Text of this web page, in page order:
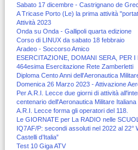
Sabato 17 dicembre - Castrignano de
A Tricase Porto (Le) la prima attività
Attività 2023
Onda su Onda - Gallipoli quarta edizione
Corso di LINUX da sabato 18 febbraio
Aradeo - Soccorso Amico
ESERCITAZIONE, DOMANI SERA, PER
464esima Esercitazione Rete Zamberletti
Diploma Cento Anni dell'Aeronautica
Domenica 26 Marzo 2023 - Attivazione
Per A.R.I. Lecce due giorni di attività
centenario dell'Aeronautica Militare Italiana
A.R.I. Lecce forma gli operatori del 118.
Le GIORNATE per La RADIO nelle
IQ7AF/P: secondi assoluti nel 2022 al 22°
Castelli d’Italia”
Test 10 Giga ATV